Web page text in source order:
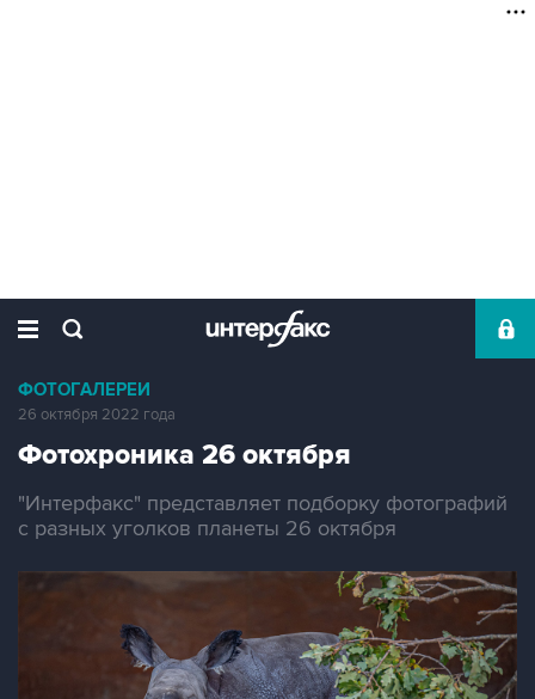
ФОТОГАЛЕРЕИ
26 октября 2022 года
Фотохроника 26 октября
"Интерфакс" представляет подборку фотографий
с разных уголков планеты 26 октября